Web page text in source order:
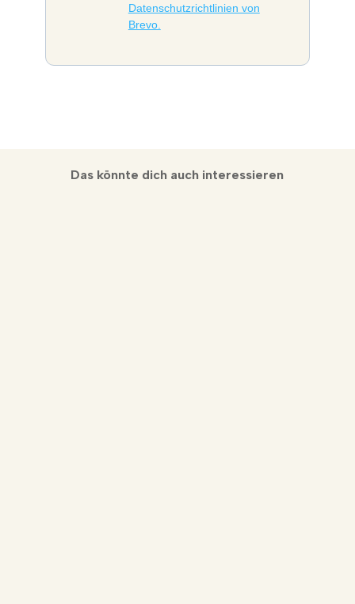
Datenschutzrichtlinien von
Brevo.
Das könnte dich auch interessieren